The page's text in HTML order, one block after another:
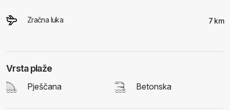
Zračna luka 7 km
Vrsta plaže
Pješčana Betonska